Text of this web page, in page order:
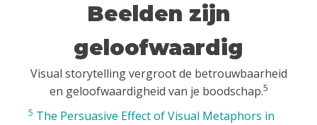
Beelden zijn
geloofwaardig
Visual storytelling vergroot de betrouwbaarheid
en geloofwaardigheid van je boodschap.5
5 The Persuasive Effect of Visual Metaphors in